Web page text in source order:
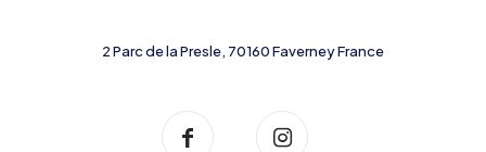
2 Parc de la Presle, 70160 Faverney France